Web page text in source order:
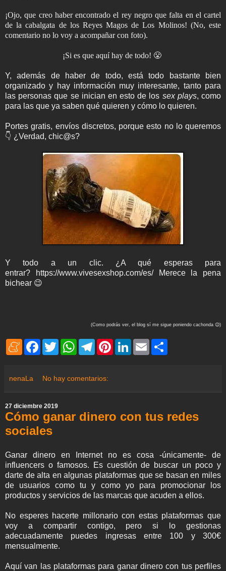
¡Ojo, que creo haber encontrado el rey negro que falta en el cartel
de la cabalgata de los Reyes Magos de Los Molinos! (No, este
comentario no lo voy a acompañar con foto).
¡Si es que aquí hay de todo! 😤
Y, además de haber de todo, está todo bastante bien
organizado y hay información muy interesante, tanto para
las personas que se inician en esto de los sex plays, como
para las que ya saben qué quieren y cómo lo quieren.
Portes gratis, envíos discretos, porque esto no lo queremos
👇 ¿Verdad, chic@s?
Y todo a un clic. ¿A qué esperas para
entrar? https://www.vivesexshop.com/es/ Merece la pena
bichear 😉
(Como podrás ver, el blog sí me sigue poniendo cachonda 😉)
M
a
m
e
F
b
o
o
T
w
t
e
r
W
s
A
p
T
g
r
a
P
e
L
I
E
m
nenaLa No hay comentarios:
27 diciembre 2019
Cómo ganar dinero con tus redes
sociales
Ganar dinero en Internet no es cosa -únicamente- de
influencers o famosos. Es cuestión de buscar un poco y
darte de alta en algunas plataformas que se basan en miles
de usuarios como tu y como yo para promocionar los
productos y servicios de las marcas que acuden a ellos.
No esperes hacerte millonario con estas plataformas que
voy a compartir contigo, pero si lo gestionas
adecuadamente puedes ingresas entre 100 y 300€
mensualmente.
Aquí van las plataformas para ganar dinero con tus perfiles